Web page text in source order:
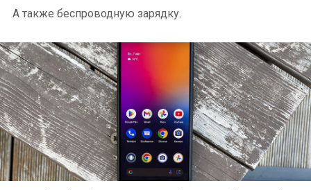
А также беспроводную зарядку.